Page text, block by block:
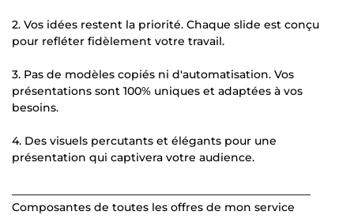
2. Vos idées restent la priorité. Chaque slide est conçu
pour refléter fidèlement votre travail.
3. Pas de modèles copiés ni d'automatisation. Vos
présentations sont 100% uniques et adaptées à vos
besoins.
4. Des visuels percutants et élégants pour une
présentation qui captivera votre audience.
Composantes de toutes les offres de mon service